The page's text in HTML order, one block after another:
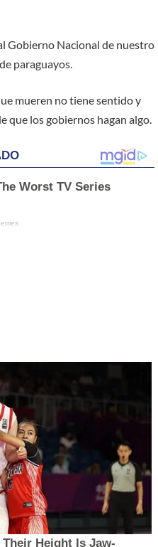
Gobierno Nacional de nuestro
paraguayos.
mueren no tiene sentido y
que los gobiernos hagan algo.